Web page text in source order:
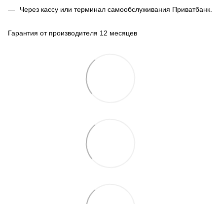
Через кассу или терминал самообслуживания Приватбанк.
Гарантия от производителя 12 месяцев